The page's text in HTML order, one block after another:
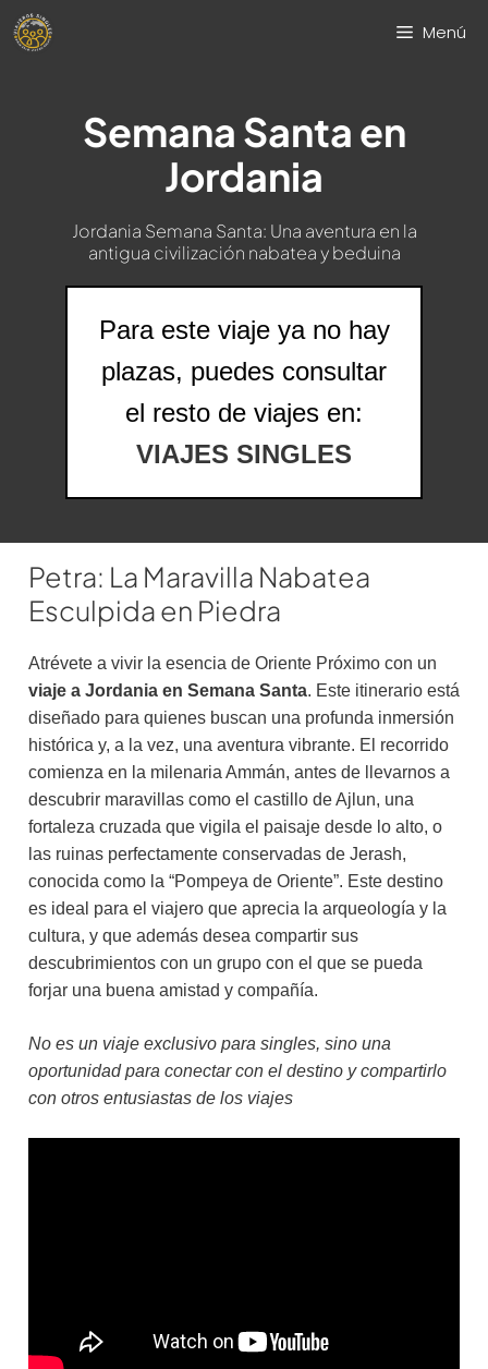
Saltar
Menú
Semana Santa en
Jordania
Jordania Semana Santa: Una aventura en la
antigua civilización nabatea y beduina
Para este viaje ya no hay
plazas, puedes consultar
el resto de viajes en:
VIAJES SINGLES
Petra: La Maravilla Nabatea
Esculpida en Piedra
Atrévete a vivir la esencia de Oriente Próximo con un
viaje a Jordania en Semana Santa. Este itinerario está
diseñado para quienes buscan una profunda inmersión
histórica y, a la vez, una aventura vibrante. El recorrido
comienza en la milenaria Ammán, antes de llevarnos a
descubrir maravillas como el castillo de Ajlun, una
fortaleza cruzada que vigila el paisaje desde lo alto, o
las ruinas perfectamente conservadas de Jerash,
conocida como la “Pompeya de Oriente”. Este destino
es ideal para el viajero que aprecia la arqueología y la
cultura, y que además desea compartir sus
descubrimientos con un grupo con el que se pueda
forjar una buena amistad y compañía.
No es un viaje exclusivo para singles, sino una
oportunidad para conectar con el destino y compartirlo
con otros entusiastas de los viajes